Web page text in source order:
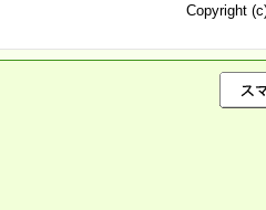
Copyright